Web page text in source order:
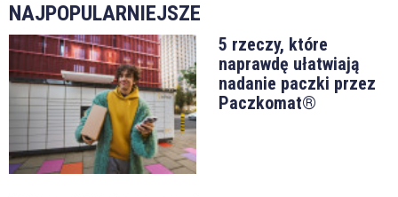
NAJPOPULARNIEJSZE
5 rzeczy, które
naprawdę ułatwiają
nadanie paczki przez
Paczkomat®